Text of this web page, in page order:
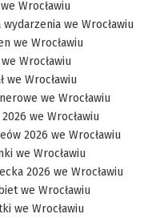
Wrocławiu
we Wrocławiu
we Wrocławiu
Wrocławiu
we Wrocławiu
we Wrocławiu
we Wrocławiu
2026 we Wrocławiu
we Wrocławiu
2026 we Wrocławiu
we Wrocławiu
we Wrocławiu